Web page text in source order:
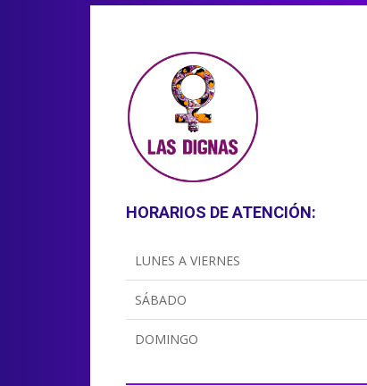
HORARIOS DE ATENCIÓN:
LUNES A VIERNES
SÁBADO
DOMINGO